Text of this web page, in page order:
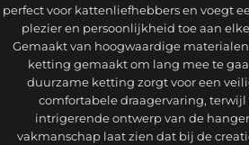
perfect voor kattenliefhebbers en voegt
plezier en persoonlijkheid toe aan
Gemaakt van hoogwaardige
ketting gemaakt om lang mee te
duurzame ketting zorgt voor een
comfortabele draagervaring, terwijl
intrigerende ontwerp van de
vakmanschap laat zien dat bij de